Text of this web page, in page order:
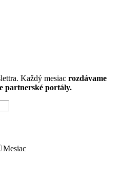
Každý mesiac rozdávame
partnerské portály.
Mesiac